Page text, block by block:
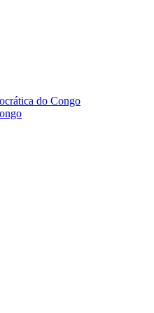
do Congo